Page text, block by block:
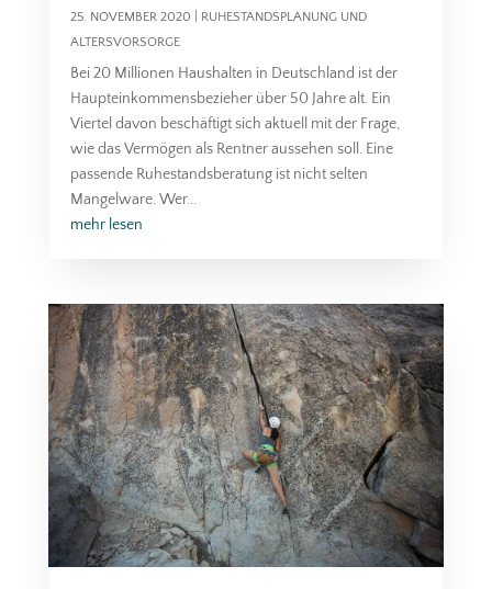
25. NOVEMBER 2020
RUHESTANDSPLANUNG UND
ALTERSVORSORGE
Bei 20 Millionen Haushalten in Deutschland ist der
Haupteinkommensbezieher über 50 Jahre alt. Ein
Viertel davon beschäftigt sich aktuell mit der Frage,
wie das Vermögen als Rentner aussehen soll. Eine
passende Ruhestandsberatung ist nicht selten
Mangelware. Wer...
mehr lesen